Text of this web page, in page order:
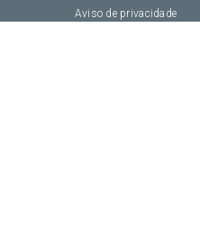
Aviso de privacidade